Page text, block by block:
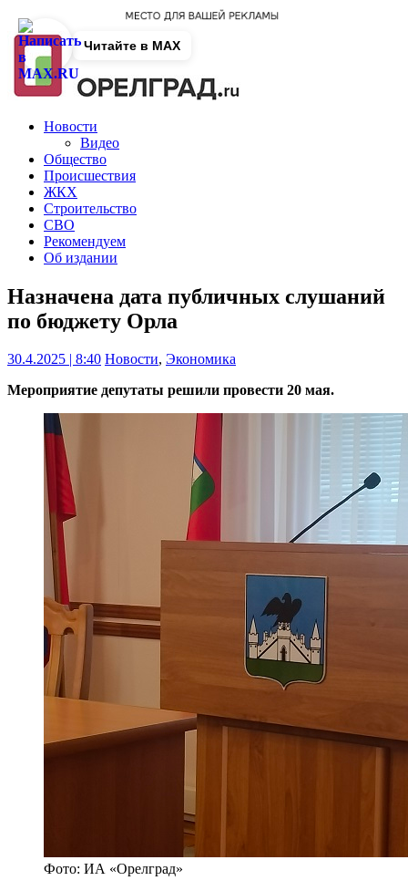
Новости
Видео
Общество
Происшествия
ЖКХ
Строительство
СВО
Рекомендуем
Об издании
Назначена дата публичных слушаний
по бюджету Орла
30.4.2025 | 8:40 Новости, Экономика
Мероприятие депутаты решили провести 20 мая.
Фото: ИА «Орелград»
Читайте в MAX